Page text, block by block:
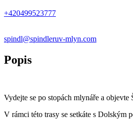
+420499523777
spindl@spindleruv-mlyn.com
Popis
Vydejte se po stopách mlynáře a
V rámci této trasy se setkáte s Dolským